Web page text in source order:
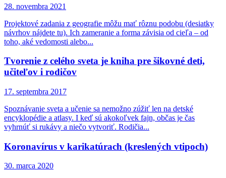
28. novembra 2021
Projektové zadania z geografie môžu mať rôznu podobu (desiatky
návrhov nájdete tu). Ich zameranie a forma závisia od cieľa – od
toho, aké vedomosti alebo...
Tvorenie z celého sveta je kniha pre šikovné deti,
učiteľov i rodičov
17. septembra 2017
Spoznávanie sveta a učenie sa nemožno zúžiť len na detské
encyklopédie a atlasy. I keď sú akokoľvek fajn, občas je čas
vyhrnúť si rukávy a niečo vytvoriť. Rodičia...
Koronavírus v karikatúrach (kreslených vtipoch)
30. marca 2020